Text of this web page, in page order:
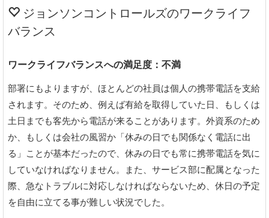
ジョンソンコントロールズのワークライフ
バランス
ワークライフバランスへの満足度：不満
部署にもよりますが、ほとんどの社員は個人の携帯電話を支給
されます。そのため、例えば有給を取得していた日、もしくは
土日までも客先から電話が来ることがあります。外資系のため
か、もしくは会社の風習か「休みの日でも関係なく電話に出
る」ことが基本だったので、休みの日でも常に携帯電話を気に
していなければなりません。また、サービス部に配属となった
際、急なトラブルに対応しなければならないため、休日の予定
を自由に立てる事が難しい状況でした。